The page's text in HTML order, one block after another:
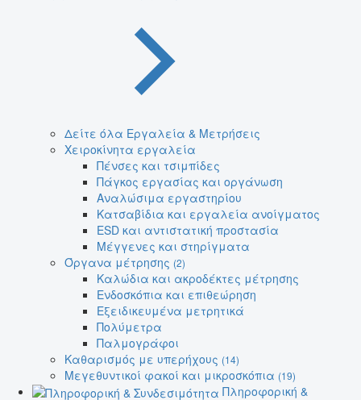
Δείτε όλα Εργαλεία & Μετρήσεις
Χειροκίνητα εργαλεία
Πένσες και τσιμπίδες
Πάγκος εργασίας και οργάνωση
Αναλώσιμα εργαστηρίου
Κατσαβίδια και εργαλεία ανοίγματος
ESD και αντιστατική προστασία
Μέγγενες και στηρίγματα
Όργανα μέτρησης (2)
Καλώδια και ακροδέκτες μέτρησης
Ενδοσκόπια και επιθεώρηση
Εξειδικευμένα μετρητικά
Πολύμετρα
Παλμογράφοι
Καθαρισμός με υπερήχους (14)
Μεγεθυντικοί φακοί και μικροσκόπια (19)
Πληροφορική &